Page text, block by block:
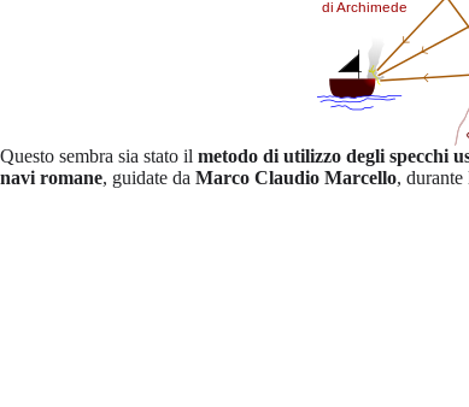
Questo sembra sia stato il metodo di utilizzo degli specchi
navi romane, guidate da Marco Claudio Marcello, durante